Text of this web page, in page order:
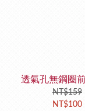
透氣孔無鋼圈
NT$159
NT$100